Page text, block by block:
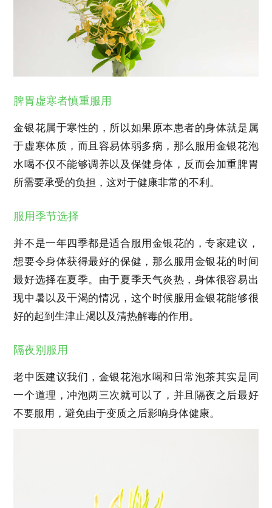
脾胃虚寒者慎重服用
金银花属于寒性的，所以如果原本患者的身体就是属
于虚寒体质，而且容易体弱多病，那么服用金银花泡
水喝不仅不能够调养以及保健身体，反而会加重脾胃
所需要承受的负担，这对于健康非常的不利。
服用季节选择
并不是一年四季都是适合服用金银花的，专家建议，
想要令身体获得最好的保健，那么服用金银花的时间
最好选择在夏季。由于夏季天气炎热，身体很容易出
现中暑以及干渴的情况，这个时候服用金银花能够很
好的起到生津止渴以及清热解毒的作用。
隔夜别服用
老中医建议我们，金银花泡水喝和日常泡茶其实是同
一个道理，冲泡两三次就可以了，并且隔夜之后最好
不要服用，避免由于变质之后影响身体健康。